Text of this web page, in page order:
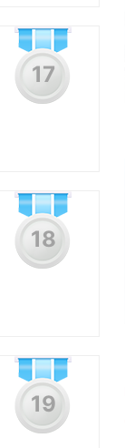
17
18
19